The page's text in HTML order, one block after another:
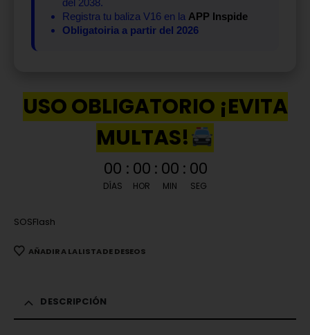
Registra tu baliza V16 en la APP Inspide
Obligatoiria a partir del 2026
USO OBLIGATORIO ¡EVITA
MULTAS!
00
DÍAS
: 00
HOR
: 00
MIN
: 00
SEG
SOSFlash
AÑADIR A LA LISTA DE DESEOS
DESCRIPCIÓN